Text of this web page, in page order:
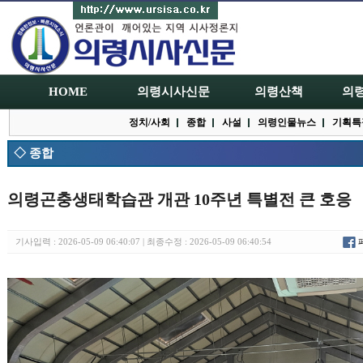
HOME 의령시사신문
정치/사회 종합 사설 의령인물뉴스 기획
의령산책 의
◇ 종합
의령곤충생태학습관 개관 10주년 특별전 큰 호응
기사입력 : 2026-05-09 06:40:07 | 최종수정 : 2026-05-09 06:40:54